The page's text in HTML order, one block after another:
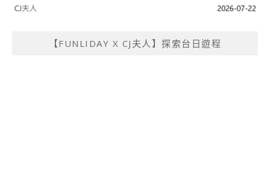
【FUNLIDAY X CJ夫人】探索台日遊程